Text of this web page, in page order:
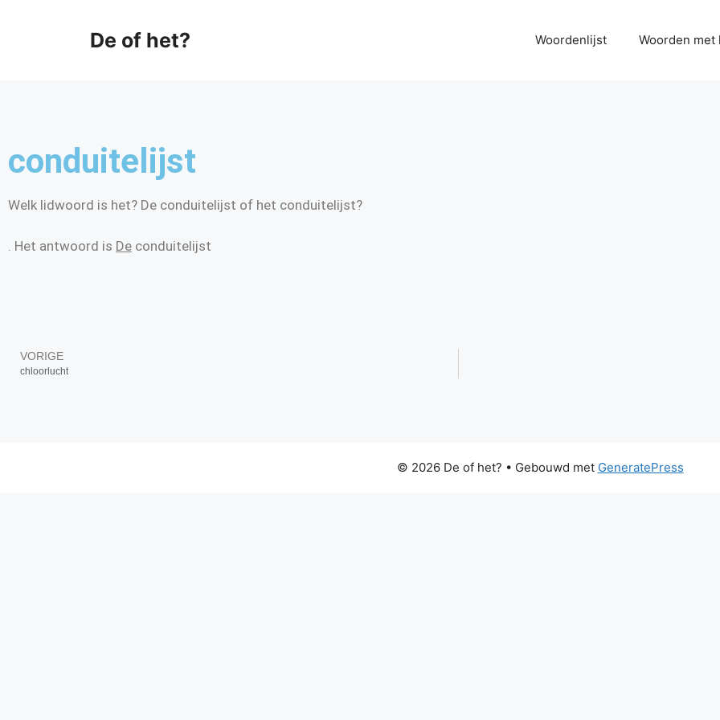
De of het? Woordenlijst Woorden
conduitelijst
Welk lidwoord is het? De conduitelijst of het conduitelijst?
. Het antwoord is De conduitelijst
VORIGE
chloorlucht
© 2026 De of het? • Gebouwd met GeneratePress